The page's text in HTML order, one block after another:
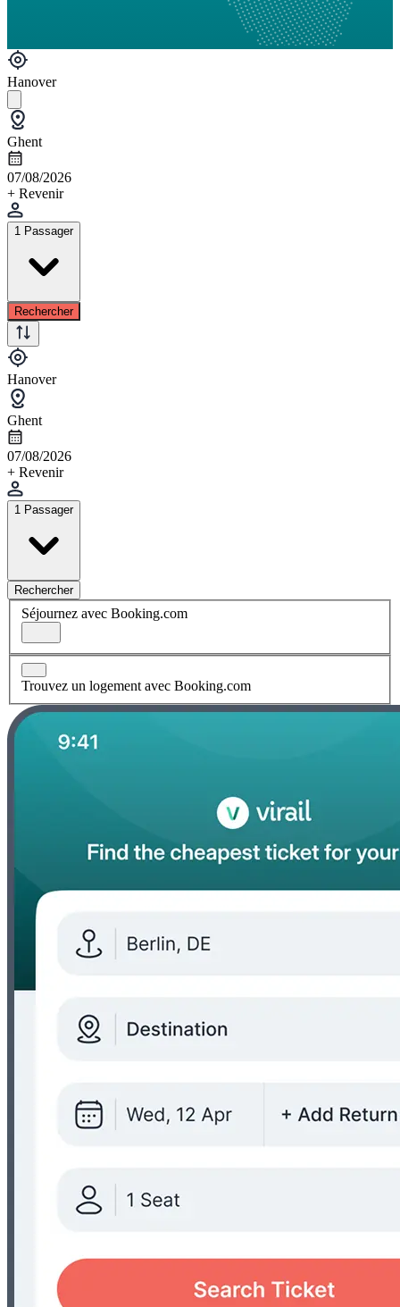
Hanover
Ghent
07/08/2026
+ Revenir
1 Passager
Rechercher
Hanover
Ghent
07/08/2026
+ Revenir
1 Passager
Rechercher
Séjournez avec Booking.com
Trouvez un logement avec Booking.com